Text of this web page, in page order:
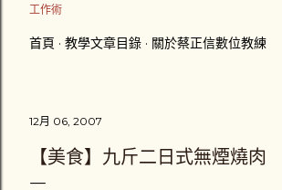
工作術
首頁 教學文章目錄 關於蔡正信數位教練
12月 06, 2007
【美食】九斤二日式無煙燒肉